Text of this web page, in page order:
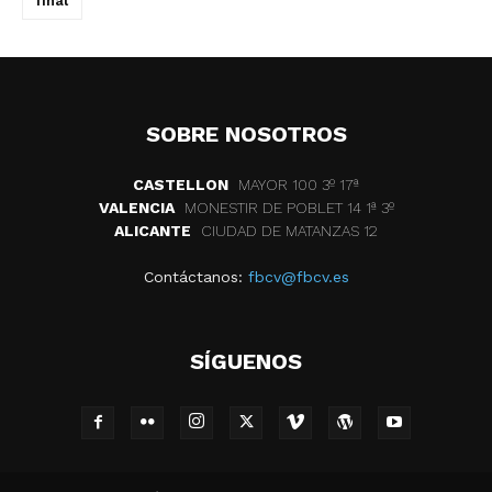
SOBRE NOSOTROS
CASTELLON
MAYOR 100 3º 17ª
VALENCIA
MONESTIR DE POBLET 14 1ª 3º
ALICANTE
CIUDAD DE MATANZAS 12
Contáctanos: fbcv@fbcv.es
SÍGUENOS